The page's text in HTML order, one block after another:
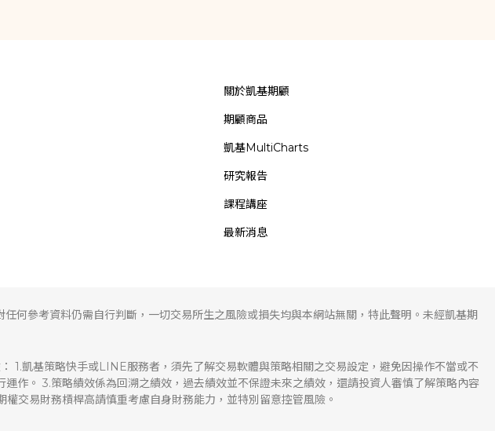
關於凱基期顧
期顧商品
凱基MultiCharts
研究報告
課程講座
最新消息
何參考資料仍需自行判斷，一切交易所生之風險或損失均與本網站無關，特此聲明。未經凱基期
1.凱基策略快手或LINE服務者，須先了解交易軟體與策略相關之交易設定，避免因操作不當或不
作。 3.策略績效係為回溯之績效，過去績效並不保證未來之績效，還請投資人審慎了解策略內容
交易財務槓桿高請慎重考慮自身財務能力，並特別留意控管風險。